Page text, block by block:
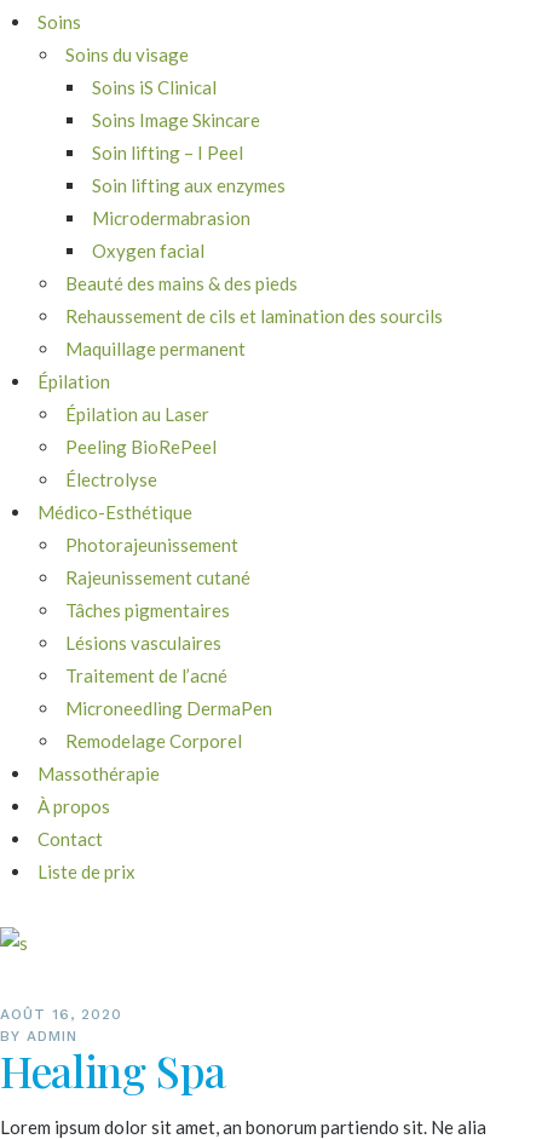
Soins
Soins du visage
Soins iS Clinical
Soins Image Skincare
Soin lifting – I Peel
Soin lifting aux enzymes
Microdermabrasion
Oxygen facial
Beauté des mains & des pieds
Rehaussement de cils et lamination des sourcils
Maquillage permanent
Épilation
Épilation au Laser
Peeling BioRePeel
Électrolyse
Médico-Esthétique
Photorajeunissement
Rajeunissement cutané
Tâches pigmentaires
Lésions vasculaires
Traitement de l’acné
Microneedling DermaPen
Remodelage Corporel
Massothérapie
À propos
Contact
Liste de prix
AOÛT 16, 2020
BY ADMIN
Healing Spa
Lorem ipsum dolor sit amet, an bonorum partiendo sit. Ne alia